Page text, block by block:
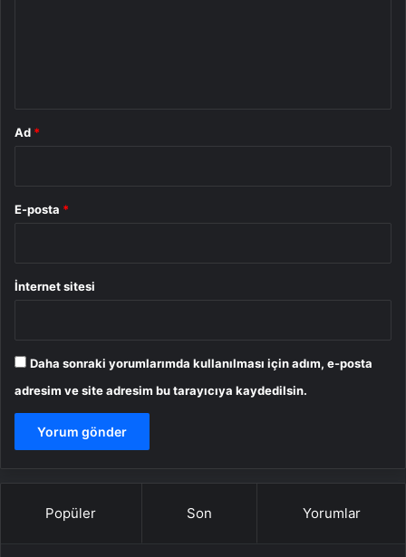
Ad *
E-posta *
İnternet sitesi
Daha sonraki yorumlarımda kullanılması için adım, e-posta
adresim ve site adresim bu tarayıcıya kaydedilsin.
Popüler Son Yorumlar